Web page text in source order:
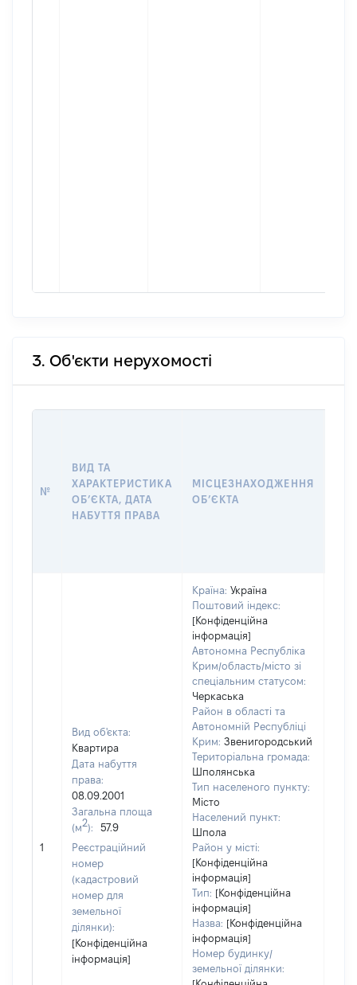
3. Об'єкти нерухомості
№
ВИД ТА
ХАРАКТЕРИСТИКА
ОБʼЄКТА, ДАТА
НАБУТТЯ ПРАВА
МІСЦЕЗНАХОДЖЕННЯ
ОБʼЄКТА
1
Вид об'єкта:
Квартира
Дата набуття
права:
08.09.2001
Загальна площа
(м2):
57.9
Реєстраційний
номер
(кадастровий
номер для
земельної
ділянки):
[Конфіденційна
інформація]
Країна: Україна
Поштовий індекс:
[Конфіденційна
інформація]
Автономна Республіка
Крим/область/місто зі
спеціальним статусом:
Черкаська
Район в області та
Автономній Республіці
Крим: Звенигородський
Територіальна громада:
Шполянська
Тип населеного пункту:
Місто
Населений пункт:
Шпола
Район у місті:
[Конфіденційна
інформація]
Тип: [Конфіденційна
інформація]
Назва: [Конфіденційна
інформація]
Номер будинку/
земельної ділянки: